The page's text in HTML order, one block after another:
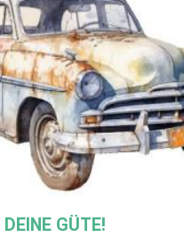
GÜTE!